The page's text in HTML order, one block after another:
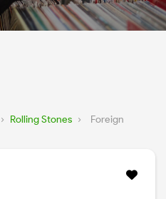
› Rolling Stones ›
Foreign